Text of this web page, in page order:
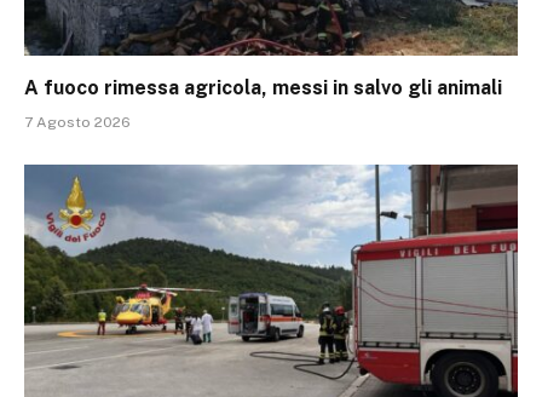
A fuoco rimessa agricola, messi in salvo gli animali
7 Agosto 2026